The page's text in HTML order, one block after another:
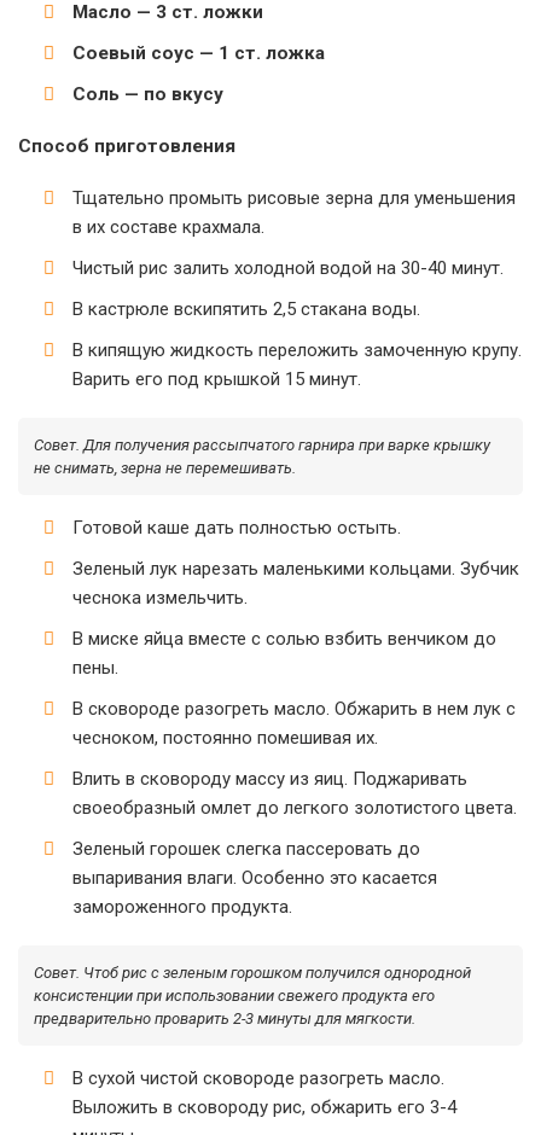
Масло — 3 ст. ложки
Соевый соус — 1 ст. ложка
Соль — по вкусу
Способ приготовления
Тщательно промыть рисовые зерна для уменьшения
в их составе крахмала.
Чистый рис залить холодной водой на 30-40 минут.
В кастрюле вскипятить 2,5 стакана воды.
В кипящую жидкость переложить замоченную крупу.
Варить его под крышкой 15 минут.
Совет.Для получения рассыпчатого гарнира при варке крышку
не снимать, зерна не перемешивать.
Готовой каше дать полностью остыть.
Зеленый лук нарезать маленькими кольцами. Зубчик
чеснока измельчить.
В миске яйца вместе с солью взбить венчиком до
пены.
В сковороде разогреть масло. Обжарить в нем лук с
чесноком, постоянно помешивая их.
Влить в сковороду массу из яиц. Поджаривать
своеобразный омлет до легкого золотистого цвета.
Зеленый горошек слегка пассеровать до
выпаривания влаги. Особенно это касается
замороженного продукта.
Совет. Чтоб рис с зеленым горошком получился однородной
консистенции при использовании свежего продукта его
предварительно проварить 2-3 минуты для мягкости.
В сухой чистой сковороде разогреть масло.
Выложить в сковороду рис, обжарить его 3-4